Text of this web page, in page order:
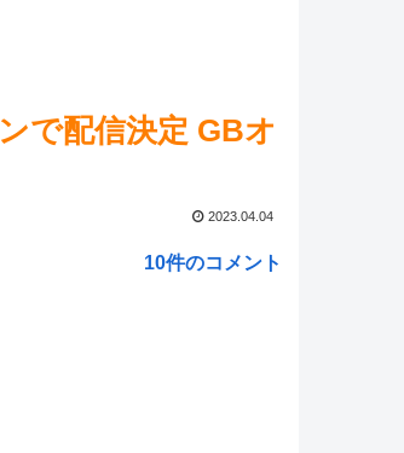
で配信決定 GBオ
2023.04.04
10件のコメント